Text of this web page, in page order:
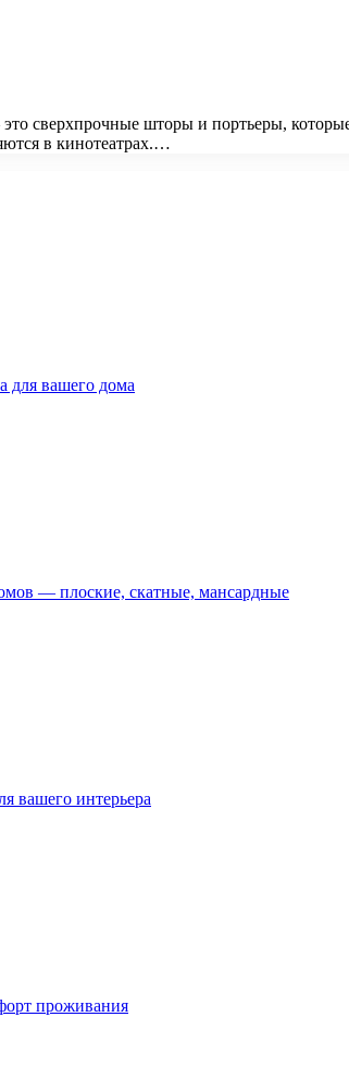
сверхпрочные шторы и портьеры,
в кинотеатрах.…
для вашего дома
— плоские, скатные, мансардные
вашего интерьера
проживания